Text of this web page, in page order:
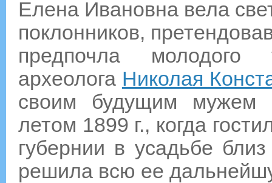
Елена Ивановна вела
поклонников,
предпочла молодого
археолога Николая
своим будущим мужем
летом 1899 г., когда
губернии в усадьбе
решила всю ее